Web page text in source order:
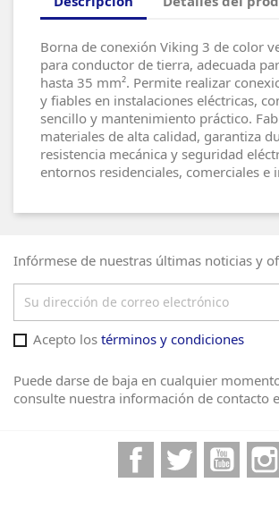
Borna de conexión Viking 3 de color
para conductor de tierra, adecuada
hasta 35 mm². Permite realizar
y fiables en instalaciones eléctricas,
sencillo y mantenimiento práctico.
materiales de alta calidad, garantiza
resistencia mecánica y seguridad
entornos residenciales, comerciales e
Infórmese de nuestras últimas noticias y
Acepto los términos y condiciones
Puede darse de baja en cualquier
consulte nuestra información de contacto
FacebookTwitter